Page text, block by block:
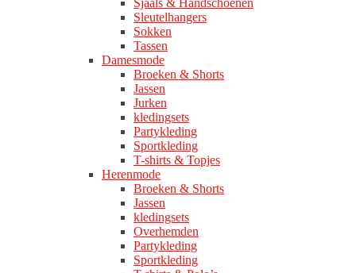
Sleutelhangers
Sokken
Tassen
Damesmode
Broeken & Shorts
Jassen
Jurken
kledingsets
Partykleding
Sportkleding
T-shirts & Topjes
Herenmode
Broeken & Shorts
Jassen
kledingsets
Overhemden
Partykleding
Sportkleding